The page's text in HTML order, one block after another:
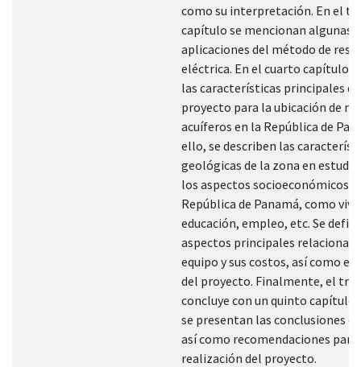
como su interpretación. En el
capítulo se mencionan algunas
aplicaciones del método de
eléctrica. En el cuarto capítulo
las características principales
proyecto para la ubicación de
acuíferos en la República de
ello, se describen las
geológicas de la zona en
los aspectos socioeconómicos
República de Panamá, como
educación, empleo, etc. Se
aspectos principales
equipo y sus costos, así como el
del proyecto. Finalmente, el
concluye con un quinto capítulo
se presentan las conclusiones
así como recomendaciones para
realización del proyecto.